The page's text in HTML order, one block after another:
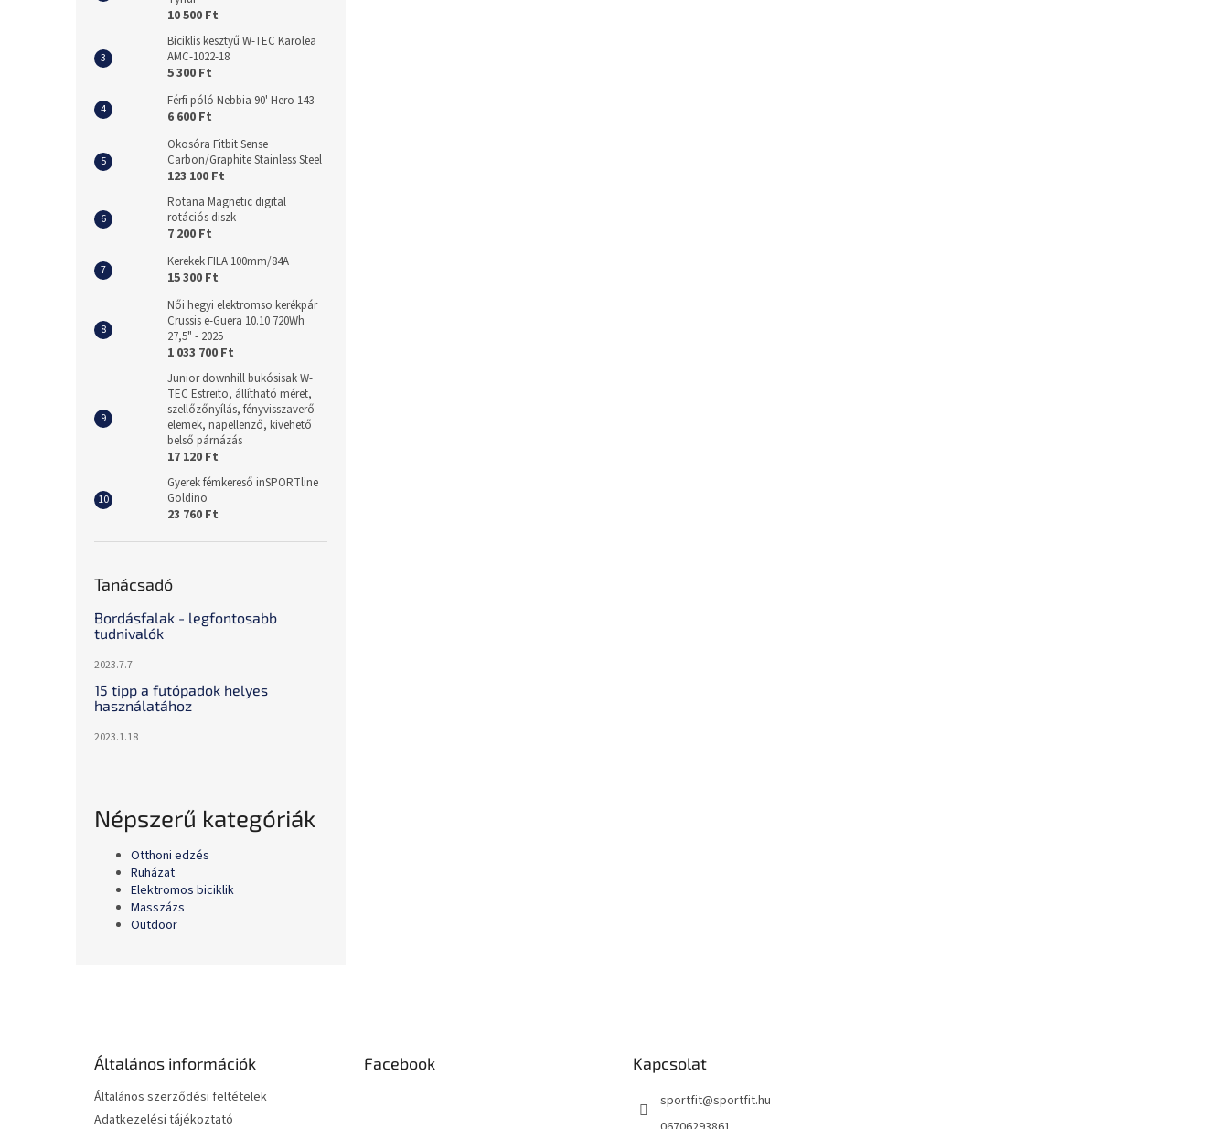
10 500 Ft
Biciklis kesztyű W-TEC Karolea
AMC-1022-18
5 300 Ft
Férfi póló Nebbia 90' Hero 143
6 600 Ft
Okosóra Fitbit Sense
Carbon/Graphite Stainless Steel
123 100 Ft
Rotana Magnetic digital
rotációs diszk
7 200 Ft
Kerekek FILA 100mm/84A
15 300 Ft
Női hegyi elektromso kerékpár
Crussis e-Guera 10.10 720Wh
27,5" - 2025
1 033 700 Ft
Junior downhill bukósisak W-
TEC Estreito, állítható méret,
szellőzőnyílás, fényvisszaverő
elemek, napellenző, kivehető
belső párnázás
17 120 Ft
Gyerek fémkereső inSPORTline
Goldino
23 760 Ft
Tanácsadó
Bordásfalak - legfontosabb
tudnivalók
2023.7.7
15 tipp a futópadok helyes
használatához
2023.1.18
Népszerű kategóriák
Otthoni edzés
Ruházat
Elektromos biciklik
Masszázs
Outdoor
Általános információk
Általános szerződési feltételek
Adatkezelési tájékoztató
Facebook Kapcsolat
sportfit@sportfit.hu